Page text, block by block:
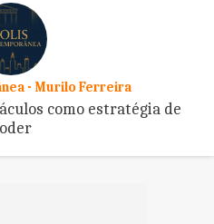
- Murilo Ferreira
como estratégia de